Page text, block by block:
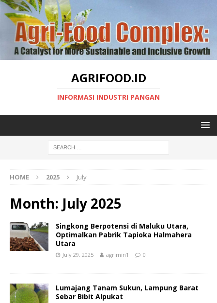
AGRIFOOD.ID
INFORMASI INDUSTRI PANGAN
HOME 2025 July
Month: July 2025
Singkong Berpotensi di Maluku Utara,
Optimalkan Pabrik Tapioka Halmahera
Utara
July 29, 2025 agrimin1 0
Lumajang Tanam Sukun, Lampung Barat
Sebar Bibit Alpukat